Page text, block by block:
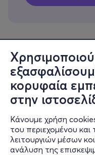
κορυφαία
στην
Κάνουμε χρήση
του περιεχομένου
λειτουργιών μέσων
ανάλυση της
Πληροφορίες
Υποστήριξη
Stay Connected